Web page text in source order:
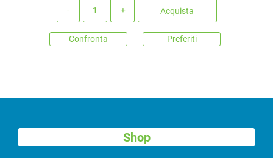
Acquista
Confronta Preferiti
Shop